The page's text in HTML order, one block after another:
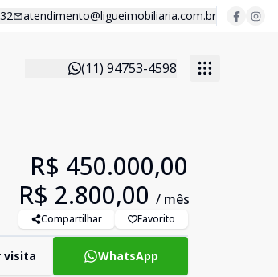
atendimento@ligueimobiliaria.com.br
(11) 94753-4598
R$ 450.000,00
R$ 2.800,00 / mês
Compartilhar Favorito
visita WhatsApp